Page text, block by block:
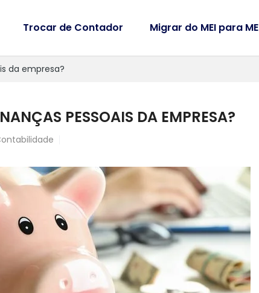
Trocar de Contador Migrar do MEI para ME
da empresa?
PESSOAIS DA EMPRESA?